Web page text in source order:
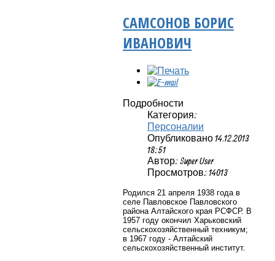
САМСОНОВ БОРИС
ИВАНОВИЧ
Подробности
Категория:
Персоналии
Опубликовано 14.12.2013
18:51
Автор: Super User
Просмотров: 14013
Родился 21 апреля 1938 года в
селе Павловское Павловского
района Алтайского края РСФСР. В
1957 году окончил Харьковский
сельскохозяйственный техникум;
в 1967 году - Алтайский
сельскохозяйственный институт.